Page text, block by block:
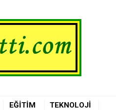
EĞİTİM TEKNOLOJİ